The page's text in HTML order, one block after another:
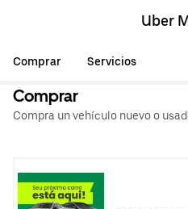
Uber
Comprar Servicios
Comprar
Compra un vehículo nuevo o